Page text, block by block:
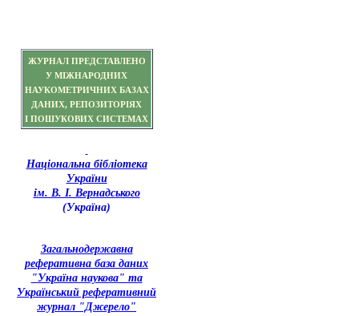
ЖУРНАЛ ПРЕДСТАВЛЕНО
У МІЖНАРОДНИХ
НАУКОМЕТРИЧНИХ БАЗАХ
ДАНИХ, РЕПОЗИТОРІЯХ
І ПОШУКОВИХ СИСТЕМАХ
Національна бібліотека
України
ім. В. І. Вернадського
(Україна)
Загальнодержавна
реферативна база даних
"Україна наукова" та
Український реферативний
журнал "Джерело"